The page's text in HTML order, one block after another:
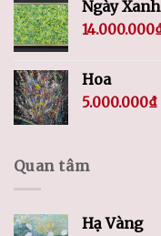
Ngày Xanh
14.000.000
Hoa
5.000.000₫
Quan tâm
Hạ Vàng